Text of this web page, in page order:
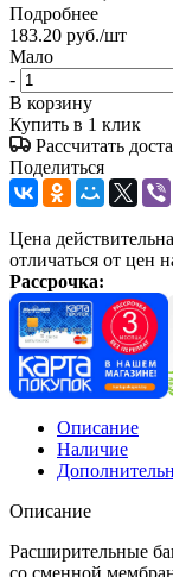
Подробнее
183.20 руб./шт
Мало
-
В корзину
Купить в 1 клик
Рассчитать
Поделиться
Цена
отличаться от цен
Рассрочка:
Описание
Наличие
Описание
Расширительные